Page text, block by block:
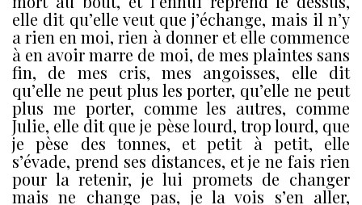
elle dit qu’elle veut que j’échange, mais il n’y
a rien en moi, rien à donner et elle commence
à en avoir marre de moi, de mes plaintes sans
fin, de mes cris, mes angoisses, elle dit
qu’elle ne peut plus les porter, qu’elle ne peut
plus me porter, comme les autres, comme
Julie, elle dit que je pèse lourd, trop lourd, que
je pèse des tonnes, et petit à petit, elle
s’évade, prend ses distances, et je ne fais rien
pour la retenir, je lui promets de changer
mais ne change pas, je la vois s’en aller,